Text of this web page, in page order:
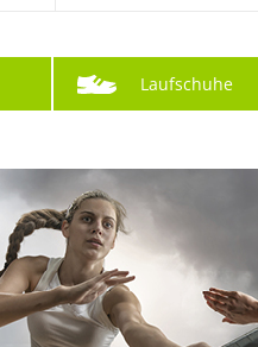
Laufschuhe